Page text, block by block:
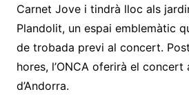
Carnet Jove i tindrà lloc als
Plandolit, un espai emblemàtic
de trobada previ al concert.
hores, l’ONCA oferirà el concert
d’Andorra.